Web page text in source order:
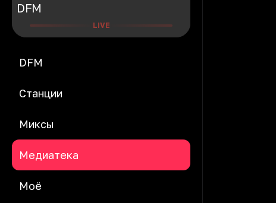
DFM
LIVE
DFM
Станции
Миксы
Медиатека
Моё